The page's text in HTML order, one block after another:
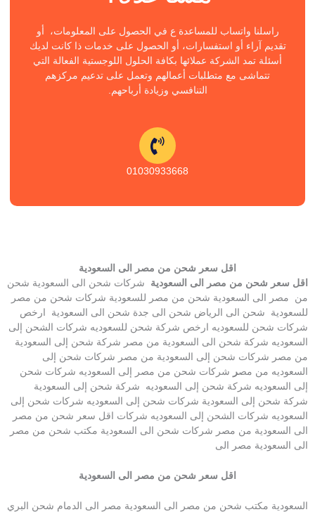
راسلنا واتساب للمساعدة ع في الحصول على المعلومات، أو
تقديم آراء أو استفسارات، أو الحصول على خدمات ذا كانت لديك
أسئلة تمد الشركة عملائها بكافة الحلول اللوجستية الفعالة التي
تتماشى مع متطلبات أعمالهم وتعمل على تدعيم مركزهم
التنافسي وزيادة أرباحهم.
01030933668
اقل سعر شحن من مصر الى السعودية
اقل سعر شحن من مصر الى السعودية شركات شحن الى السعودية شحن
من مصر الى السعودية شحن من مصر للسعودية شركات شحن من مصر
للسعودية شحن الى الرياض شحن الى جدة شحن الى السعودية ارخص
شركات شحن للسعوديه ارخص شركة شحن للسعوديه شركات الشحن إلى
السعوديه شركة شحن الى السعودية من مصر شركة شحن إلى السعودية
من مصر شركات شحن إلى السعودية من مصر شركات شحن إلى
السعوديه من مصر شركات شحن من مصر إلى السعوديه شركات شحن
إلى السعوديه شركة شحن إلى السعوديه شركة شحن إلى السعودية
شركة شحن إلى السعودية شركات شحن إلى السعوديه شركات شحن إلى
السعوديه شركات الشحن إلى السعوديه شركات اقل سعر شحن من مصر
الى السعودية من مصر شركات شحن الى السعودية مكتب شحن من مصر
الى السعودية مصر الى
اقل سعر شحن من مصر الى السعودية
السعودية مكتب شحن من مصر الى السعودية مصر الى الدمام شحن البري